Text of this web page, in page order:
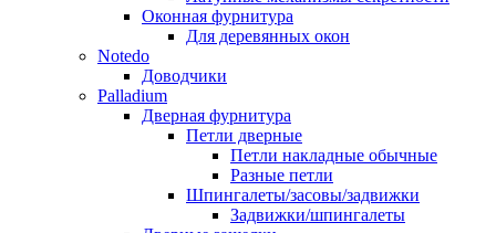
Оконная фурнитура
Для деревянных окон
Notedo
Доводчики
Palladium
Дверная фурнитура
Петли дверные
Петли накладные обычные
Разные петли
Шпингалеты/засовы/задвижки
Задвижки/шпингалеты